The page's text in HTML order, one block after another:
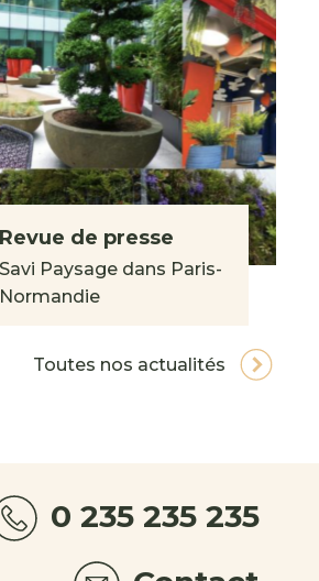
Revue de presse
Savi Paysage dans Paris-
Normandie
Toutes nos actualités
0 235 235 235